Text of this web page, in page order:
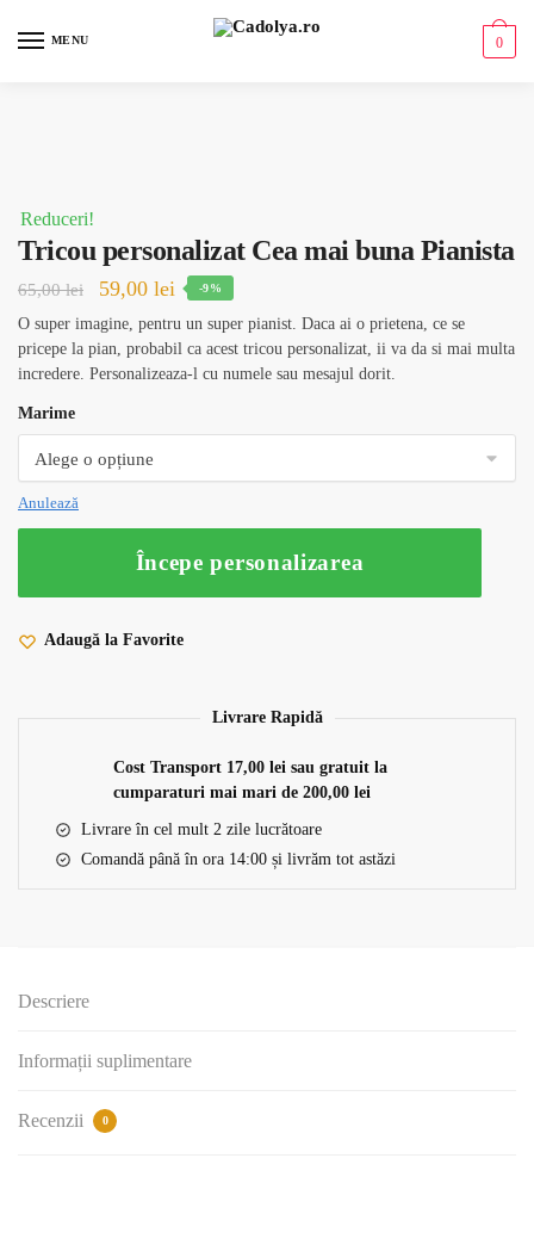
MENU 0
Reduceri!
Tricou personalizat Cea mai buna Pianista
65,00lei 59,00 lei -9%
O super imagine, pentru un super pianist. Daca ai o prietena, ce se
pricepe la pian, probabil ca acest tricou personalizat, ii va da si mai multa
incredere. Personalizeaza-l cu numele sau mesajul dorit.
Marime
Anulează
Începe personalizarea
Adaugă la Favorite
Livrare Rapidă
Cost Transport 17,00 lei sau gratuit la
cumparaturi mai mari de 200,00 lei
Livrare în cel mult 2 zile lucrătoare
Comandă până în ora 14:00 și livrăm tot astăzi
Descriere
Informații suplimentare
Recenzii 0